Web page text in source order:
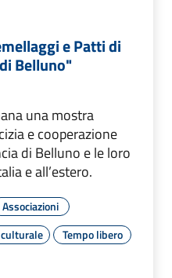
e Patti di
Belluno"
una mostra
e cooperazione
di Belluno e le loro
e all’estero.
Associazioni
Tempo libero